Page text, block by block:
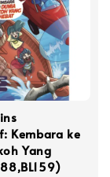
Kembara ke
Yang